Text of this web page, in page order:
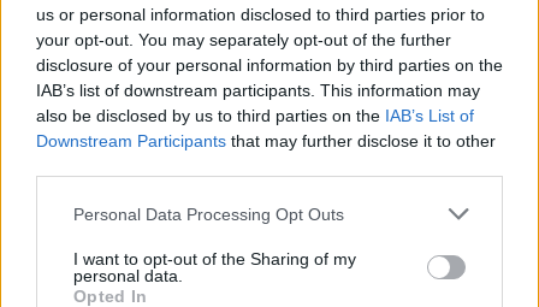
us or personal information disclosed to third parties prior to
your opt-out. You may separately opt-out of the further
disclosure of your personal information by third parties on the
IAB’s list of downstream participants. This information may
also be disclosed by us to third parties on the IAB’s List of
Downstream Participants that may further disclose it to other
Personal Data Processing Opt Outs
I want to opt-out of the Sharing of my
personal data.
Opted In
Születésnapi programokkal várja a
hétvégén a közönséget a 160 éves
Fővárosi Állatkert
Szedd magad őszibarack: itt vannak
a legjobb lelőhelyek!